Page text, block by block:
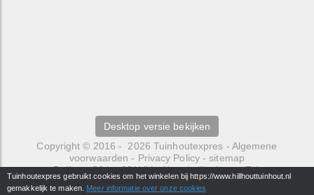
Desktop versie bekijken
Copyright © 2016 - 2026 Tuinhoutexpres - Algemene
voorwaarden - Privacy Policy-sitemap
Delfweg 36 b-221VM-Noordwijkerhout- Tel.
0252429484 -info@hillhouttuinhout.nl
Tuinhoutexpres gebruikt cookies om het winkelen bij https://www.hillhouttuinhout.nl
gemakkelijk te maken. Meer informatie over onze cookies